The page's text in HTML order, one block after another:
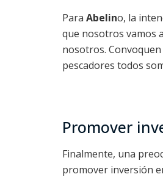
Para Abelino, la
que nosotros vamos
nosotros.
pescadores todos
Promover
Finalmente, una
promover inversión